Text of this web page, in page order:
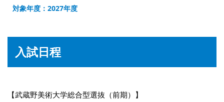
対象年度：2027年度
入試日程
【武蔵野美術大学総合型選抜（前期）】